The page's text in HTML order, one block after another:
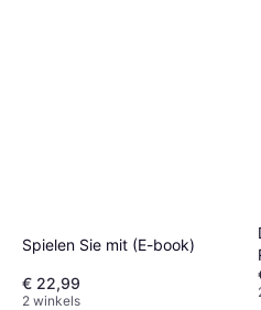
Spielen Sie mit (E-book)
€ 22,99
2 winkels